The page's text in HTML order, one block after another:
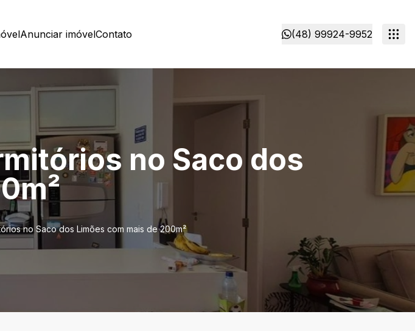
Anunciar imóvelContato (48) 99924-9952
no Saco dos
no Saco dos Limões com mais de 200m²